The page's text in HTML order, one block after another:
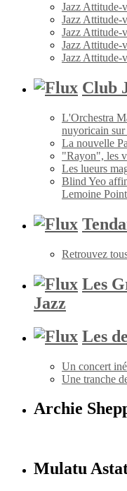
Jazz Attitude-
Jazz Attitude-
Jazz Attitude-
Jazz Attitude-
Jazz Attitude-
Club
L'Orchestra
nuyoricain
La nouvelle
"Rayon", les
Les lueurs
Blind Yeo
Lemoine
Retrouvez
Les
Jazz
Les
Un concert
Une tranche
Archie
Mulatu